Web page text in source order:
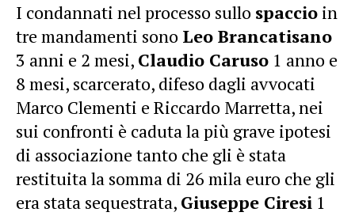
I condannati nel processo sullo spaccio in
tre mandamenti sono Leo Brancatisano
3 anni e 2 mesi, Claudio Caruso 1 anno e
8 mesi, scarcerato, difeso dagli avvocati
Marco Clementi e Riccardo Marretta, nei
sui confronti è caduta la più grave ipotesi
di associazione tanto che gli è stata
restituita la somma di 26 mila euro che gli
era stata sequestrata, Giuseppe Ciresi 1